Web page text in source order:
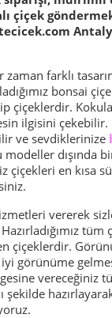
çiçek
farklı
bonsai
çiçeklerdir.
ilgisini çekebilir.
ve sevdiklerinize
dışında
çiçekleri en kısa
vererek
çiçeklerdir.
görünüme
vereceğiniz
şekilde